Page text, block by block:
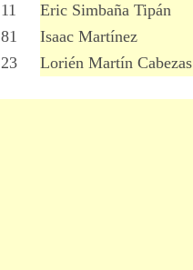
11
Eric Simbaña Tipán
81
Isaac Martínez
23 Lorién Martín Cabezas